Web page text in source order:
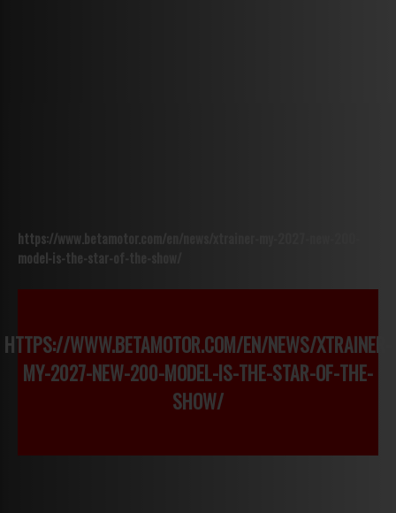
https://www.betamotor.com/en/news/xtrainer-my-2027-new-200-
model-is-the-star-of-the-show/
HTTPS://WWW.BETAMOTOR.COM/EN/NEWS/XTRAINER-
MY-2027-NEW-200-MODEL-IS-THE-STAR-OF-THE-
SHOW/